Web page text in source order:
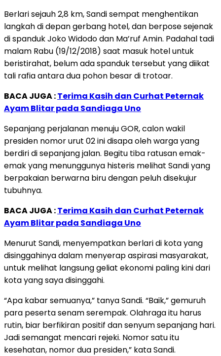
Berlari sejauh 2,8 km, Sandi sempat menghentikan
langkah di depan gerbang hotel, dan berpose sejenak
di spanduk Joko Widodo dan Ma’ruf Amin. Padahal tadi
malam Rabu (19/12/2018) saat masuk hotel untuk
beristirahat, belum ada spanduk tersebut yang diikat
tali rafia antara dua pohon besar di trotoar.
BACA JUGA :Terima Kasih dan Curhat Peternak
Ayam Blitar pada Sandiaga Uno
Sepanjang perjalanan menuju GOR, calon wakil
presiden nomor urut 02 ini disapa oleh warga yang
berdiri di sepanjang jalan. Begitu tiba ratusan emak-
emak yang menunggunya histeris melihat Sandi yang
berpakaian berwarna biru dengan peluh disekujur
tubuhnya.
BACA JUGA :Terima Kasih dan Curhat Peternak
Ayam Blitar pada Sandiaga Uno
Menurut Sandi, menyempatkan berlari di kota yang
disinggahinya dalam menyerap aspirasi masyarakat,
untuk melihat langsung geliat ekonomi paling kini dari
kota yang saya disinggahi.
“Apa kabar semuanya,” tanya Sandi. “Baik,” gemuruh
para peserta senam serempak. Olahraga itu harus
rutin, biar berfikiran positif dan senyum sepanjang hari.
Jadi semangat mencari rejeki. Nomor satu itu
kesehatan, nomor dua presiden,” kata Sandi.